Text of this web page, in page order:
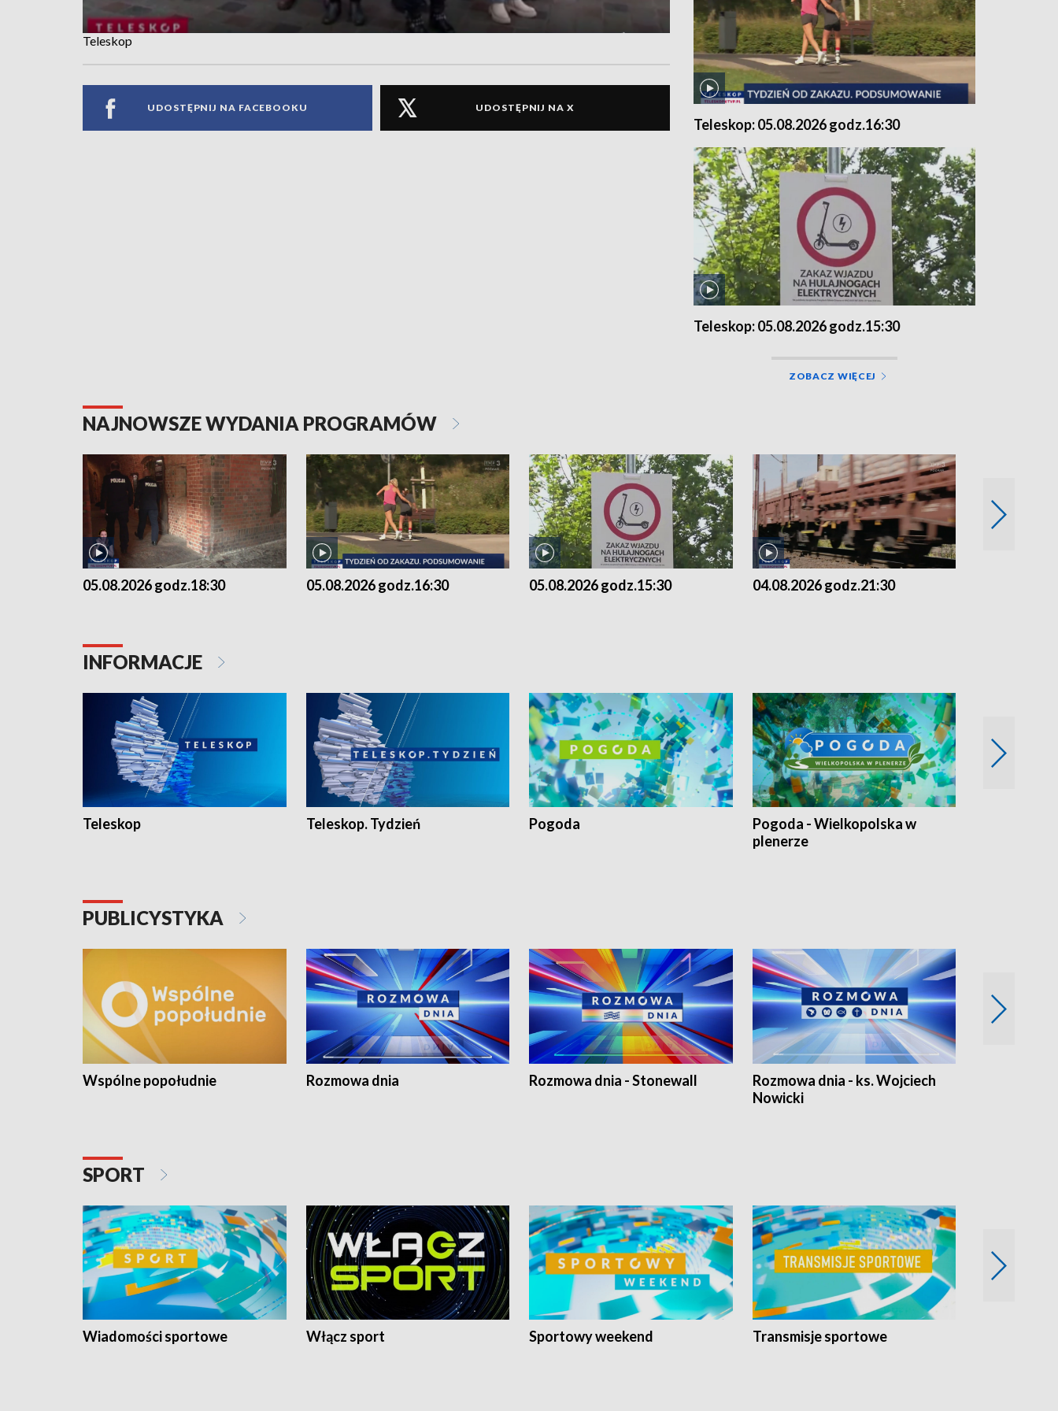
Teleskop
UDOSTĘPNIJ NA FACEBOOKU UDOSTĘPNIJ NA X
Teleskop: 05.08.2026 godz.16:30
Teleskop: 05.08.2026 godz.15:30
ZOBACZ WIĘCEJ
NAJNOWSZE WYDANIA PROGRAMÓW
05.08.2026 godz.18:30 05.08.2026 godz.16:30 05.08.2026 godz.15:30 04.08.2026 godz.21:30
INFORMACJE
Teleskop Teleskop. Tydzień Pogoda
Pogoda - Wielkopolska w
plenerze
PUBLICYSTYKA
Wspólne popołudnie Rozmowa dnia Rozmowa dnia - Stonewall
Rozmowa dnia - ks. Wojciech
Nowicki
SPORT
Wiadomości sportowe Włącz sport Sportowy weekend Transmisje sportowe